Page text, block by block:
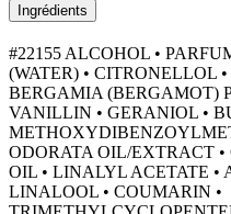
Ingrédients
#22155 ALCOHOL •
(WATER) • CITRONELLOL
BERGAMIA (BERGAMOT)
VANILLIN • GERANIOL •
ODORATA OIL/EXTRACT
OIL • LINALYL ACETATE •
LINALOOL • COUMARIN •